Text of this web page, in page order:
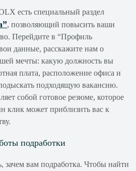
есть специальный раздел
, позволяющий повысить ваши
Перейдите в “Профиль
данные, расскажите нам о
мечты: какую должность вы
плата, расположение офиса и
подходящую вакансию.
собой готовое резюме, которое
клик может приблизить вас к
подработки
зачем вам подработка. Чтобы найти